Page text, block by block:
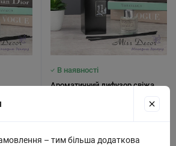
В наявності
Ароматичний дифузор свіжа
189 грн.
– тим більша додаткова